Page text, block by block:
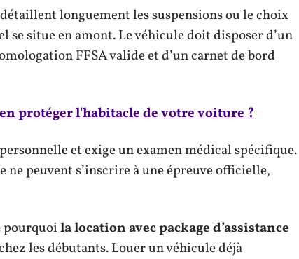
longuement les suspensions ou le choix
se situe en amont. Le véhicule doit disposer d’un
FFSA valide et d’un carnet de bord
protéger l'habitacle de votre voiture ?
et exige un examen médical spécifique.
peuvent s’inscrire à une épreuve officielle,
la location avec package d’assistance
les débutants. Louer un véhicule déjà